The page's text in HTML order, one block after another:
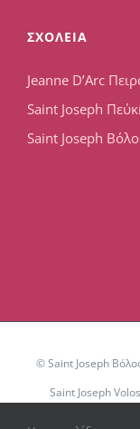
ΣΧΟΛΕΙΑ
Jeanne D’Arc
Saint Joseph
Saint Joseph
© Saint Joseph
Saint Joseph